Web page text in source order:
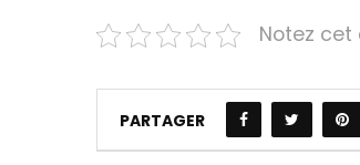
Notez cet
PARTAGER